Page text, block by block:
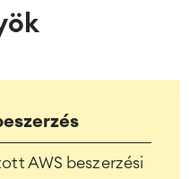
AWS beszerzési